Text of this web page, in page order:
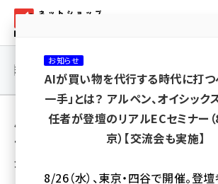
ン
ネットショップ担当者
連載・特集 |
用語「TEMPOSTAR」 が使われ
一覧
全 4 記事中 1 ～ 4 を表示中
お知らせ
AIが買い物を代行する時代に打つ
一手」とは？ アルペン、オイシック
任者が登壇のリアルECセミナー
京）【交流会も実施】
8/26（水）、東京・四谷で開催。登